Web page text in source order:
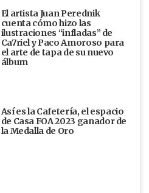
El artista Juan Perednik
cuenta cómo hizo las
ilustraciones “infladas” de
Ca7riel y Paco Amoroso para
el arte de tapa de su nuevo
álbum
Así es la Cafetería, el espacio
de Casa FOA 2023 ganador de
la Medalla de Oro